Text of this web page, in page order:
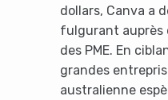
dollars, Canva a
fulgurant auprès
des PME. En
grandes
australienne